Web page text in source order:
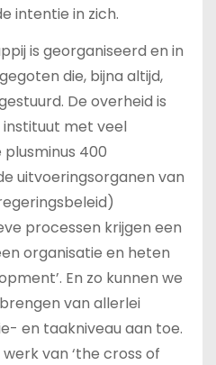
intentie in zich.
is georganiseerd en in
die, bijna altijd,
De overheid is
met veel
plusminus 400
uitvoeringsorganen van
processen krijgen een
organisatie en heten
En zo kunnen we
van allerlei
en taakniveau aan toe.
van ‘the cross of